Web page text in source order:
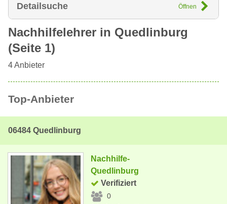
Detailsuche Öffnen
Nachhilfelehrer in Quedlinburg
(Seite 1)
4Anbieter
Top-Anbieter
06484 Quedlinburg
Nachhilfe-
Quedlinburg
Verifiziert
0